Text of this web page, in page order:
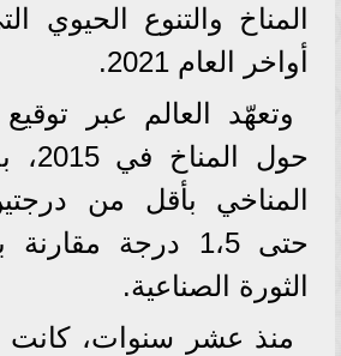
المناخ والتنوع الحيوي
أواخر العام 2021.
وتعهّد العالم عبر
حول
المناخي بأقل من
حتى 1،5 درجة
الثورة الصناعية.
منذ عشر سنوات، كانت